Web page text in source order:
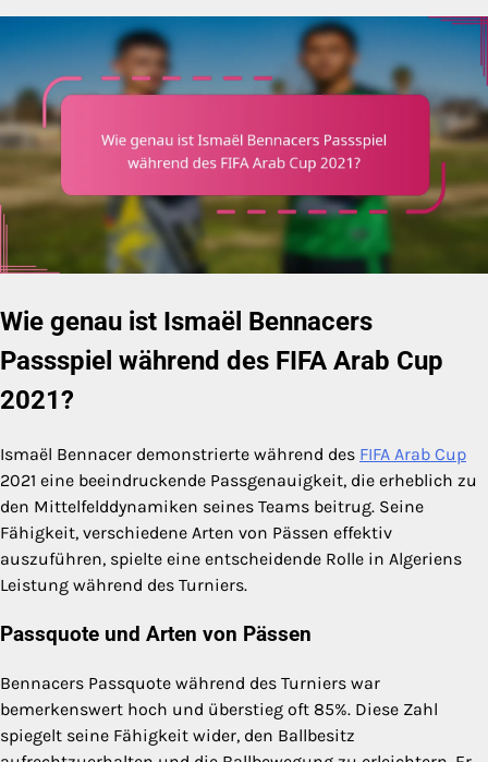
Wie genau ist Ismaël Bennacers
Passspiel während des FIFA Arab Cup
2021?
Ismaël Bennacer demonstrierte während des FIFA Arab Cup
2021 eine beeindruckende Passgenauigkeit, die erheblich zu
den Mittelfelddynamiken seines Teams beitrug. Seine
Fähigkeit, verschiedene Arten von Pässen effektiv
auszuführen, spielte eine entscheidende Rolle in Algeriens
Leistung während des Turniers.
Passquote und Arten von Pässen
Bennacers Passquote während des Turniers war
bemerkenswert hoch und überstieg oft 85%. Diese Zahl
spiegelt seine Fähigkeit wider, den Ballbesitz